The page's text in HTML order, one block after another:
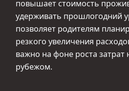
повышает стоимость
удерживать прошлогодний
позволяет родителям
резкого увеличения
важно на фоне роста затрат
рубежом.